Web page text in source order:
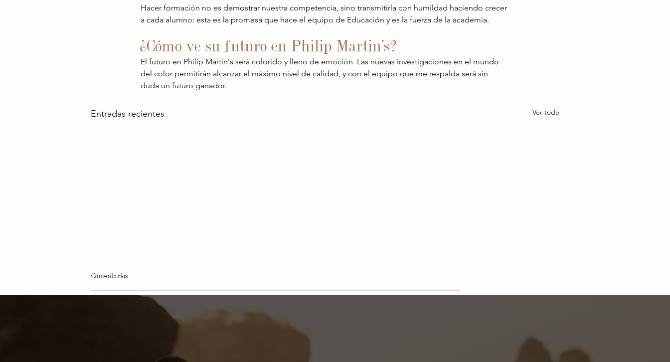
Hacer formación no es demostrar nuestra competencia, sino transmitirla con humildad haciendo crecer
a cada alumno: esta es la promesa que hace el equipo de Educación y es la fuerza de la academia.
¿Cómo ve su futuro en Philip Martin's?
El futuro en Philip Martin's será colorido y lleno de emoción. Las nuevas investigaciones en el mundo
del color permitirán alcanzar el máximo nivel de calidad, y con el equipo que me respalda será sin
duda un futuro ganador.
Entradas recientes Ver todo
Comentarios
Escribir un comentario...